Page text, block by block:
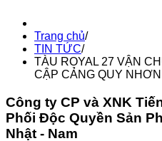
Trang chủ/
TIN TỨC/
TÀU ROYAL 27 VẬN
CẬP CẢNG QUY
Công ty CP và XNK
Phối Độc Quyền Sản
Nhật - Nam